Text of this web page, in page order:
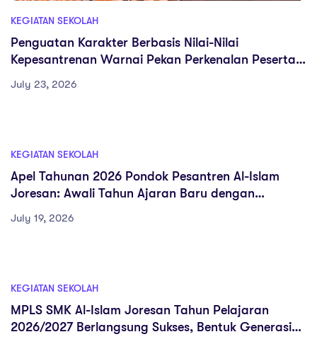
KEGIATAN SEKOLAH
Penguatan Karakter Berbasis Nilai-Nilai
Kepesantrenan Warnai Pekan Perkenalan Peserta
July 23, 2026
KEGIATAN SEKOLAH
Apel Tahunan 2026 Pondok Pesantren Al-Islam
Joresan: Awali Tahun Ajaran Baru dengan
July 19, 2026
KEGIATAN SEKOLAH
MPLS SMK Al-Islam Joresan Tahun Pelajaran
2026/2027 Berlangsung Sukses, Bentuk Generasi